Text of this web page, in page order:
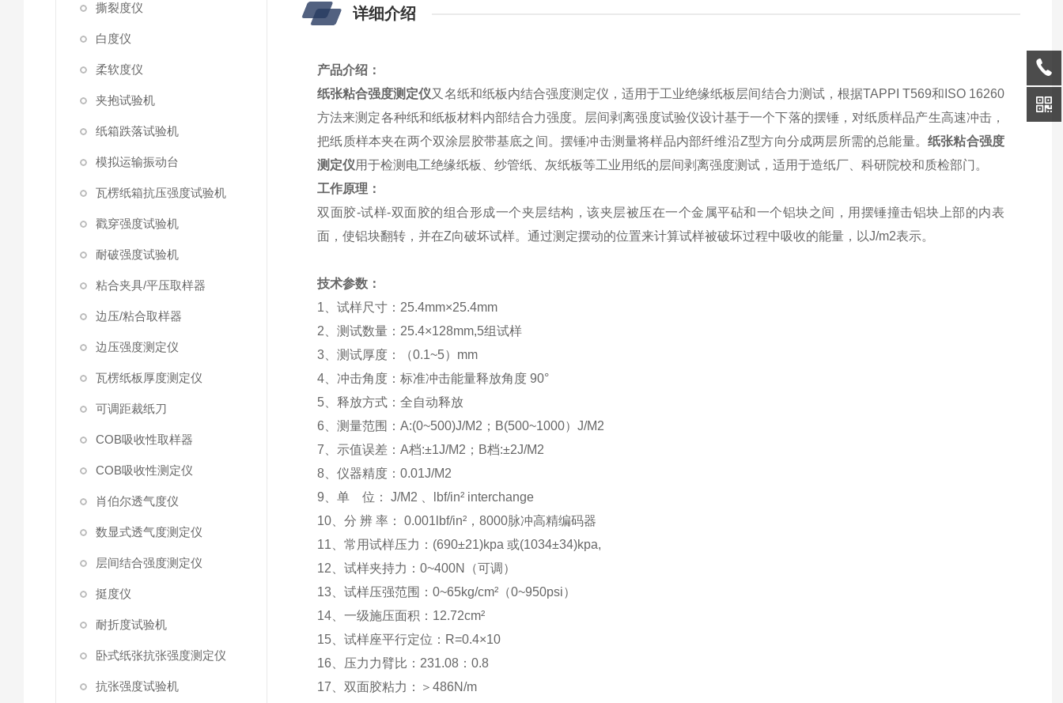
撕裂度仪
白度仪
柔软度仪
夹抱试验机
纸箱跌落试验机
模拟运输振动台
瓦楞纸箱抗压强度试验机
戳穿强度试验机
耐破强度试验机
粘合夹具/平压取样器
边压/粘合取样器
边压强度测定仪
瓦楞纸板厚度测定仪
可调距裁纸刀
COB吸收性取样器
COB吸收性测定仪
肖伯尔透气度仪
数显式透气度测定仪
层间结合强度测定仪
挺度仪
耐折度试验机
卧式纸张抗张强度测定仪
抗张强度试验机
详细介绍
产品介绍：
纸张粘合强度测定仪又名纸和纸板内结合强度测定仪，适用于工业绝缘纸板层间结合力测试，根据TAPPI T569和ISO 16260
方法来测定各种纸和纸板材料内部结合力强度。层间剥离强度试验仪设计基于一个下落的摆锤，对纸质样品产生高速冲击，
把纸质样本夹在两个双涂层胶带基底之间。摆锤冲击测量将样品内部纤维沿Z型方向分成两层所需的总能量。 纸张粘合强度
测定仪用于检测电工绝缘纸板、纱管纸、灰纸板等工业用纸的层间剥离强度测试，适用于造纸厂、科研院校和质检部门。
工作原理：
双面胶-试样-双面胶的组合形成一个夹层结构，该夹层被压在一个金属平砧和一个铝块之间，用摆锤撞击铝块上部的内表
面，使铝块翻转，并在Z向破坏试样。通过测定摆动的位置来计算试样被破坏过程中吸收的能量，以J/m2表示。
技术参数：
1、试样尺寸：25.4mm×25.4mm
2、测试数量：25.4×128mm,5组试样
3、测试厚度：（0.1~5）mm
4、冲击角度：标准冲击能量释放角度 90°
5、释放方式：全自动释放
6、测量范围：A:(0~500)J/M2；B(500~1000）J/M2
7、示值误差：A档:±1J/M2；B档:±2J/M2
8、仪器精度：0.01J/M2
9、单 位： J/M2 、lbf/in² interchange
10、分 辨 率： 0.001lbf/in²，8000脉冲高精编码器
11、常用试样压力：(690±21)kpa 或(1034±34)kpa,
12、试样夹持力：0~400N（可调）
13、试样压强范围：0~65kg/cm²（0~950psi）
14、一级施压面积：12.72cm²
15、试样座平行定位：R=0.4×10
16、压力力臂比：231.08：0.8
17、双面胶粘力：＞486N/m